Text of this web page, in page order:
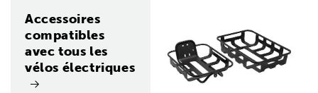
Accessoires
compatibles
avec tous les
vélos électriques